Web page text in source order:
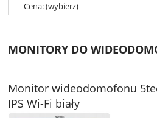
Cena: (wybierz)
MONITORY DO
Monitor wideodomofonu
IPS Wi-Fi biały